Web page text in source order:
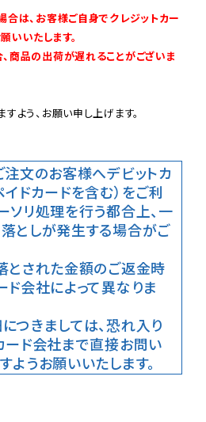
合は、お客様ご自身でクレジットカー
いいたします。
商品の出荷が遅れることがございま
よう、お願い申し上げます。
注文のお客様へデビットカ
ドカードを含む）をご利
ソリ処理を行う都合上、一
としが発生する場合がご
とされた金額のご返金時
ド会社によって異なりま
つきましては、恐れ入り
ード会社まで直接お問い
うお願いいたします。